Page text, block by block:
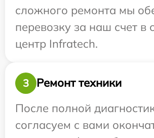
сложного ремонта мы
перевозку за наш счет в
центр Infratech.
3
Ремонт техники
После полной
согласуем с вами